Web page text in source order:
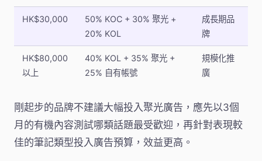
HK$30,000
50% KOC + 30% 聚光 +
20% KOL
成長期品
牌
HK$80,000
以上
40% KOL + 35% 聚光 +
25% 自有帳號
規模化推
廣
剛起步的品牌不建議大幅投入聚光廣告，應先以3個
月的有機內容測試哪類話題最受歡迎，再針對表現較
佳的筆記類型投入廣告預算，效益更高。